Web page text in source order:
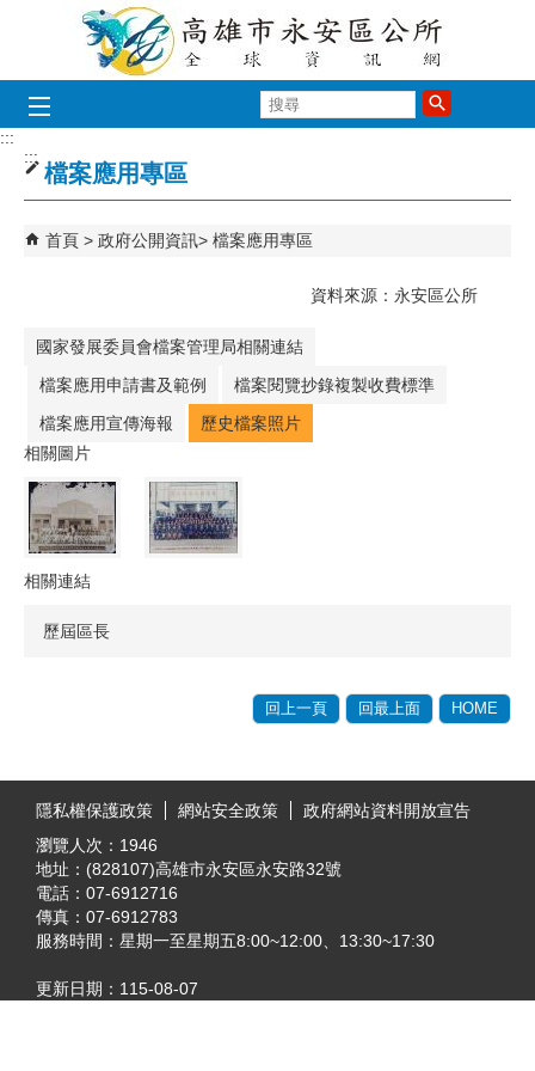
跳到主要內容區塊
尋
:::
:::
檔案應用專區
首頁 政府公開資訊 檔案應用專區
資料來源：永安區公所
國家發展委員會檔案管理局相關連結
檔案應用申請書及範例
檔案閱覽抄錄複製收費標準
檔案應用宣傳海報
歷史檔案照片
相關圖片
相關連結
歷屆區長
回上一頁 回最上面 HOME
隱私權保護政策
網站安全政策
政府網站資料開放宣告
瀏覽人次： 1946
地址：(828107)高雄市永安區永安路32號
電話：07-6912716
傳真：07-6912783
服務時間：星期一至星期五8:00~12:00、13:30~17:30
更新日期： 115-08-07